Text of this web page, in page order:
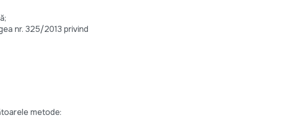
nr. 325/2013 privind
metode: